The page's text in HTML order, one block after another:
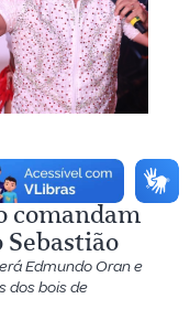
dos bois
comandam
Sebastião
Edmundo Oran e
dos bois de